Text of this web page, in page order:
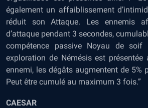
également un affaiblissement
réduit son Attaque. Les ennemis
d’attaque pendant 3 secondes,
compétence passive Noyau de
exploration de Némésis est
ennemi, les dégâts augmentent de 5%
Peut être cumulé au maximum 3 fois.”
CAESAR